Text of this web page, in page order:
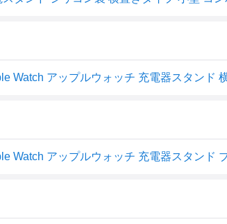
アップルウォッチ 充電器スタンド